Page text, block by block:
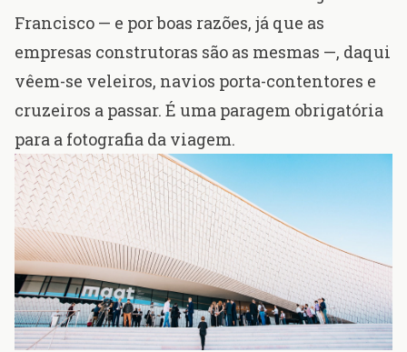
Francisco — e por boas razões, já que as
empresas construtoras são as mesmas —, daqui
vêem-se veleiros, navios porta-contentores e
cruzeiros a passar. É uma paragem obrigatória
para a fotografia da viagem.